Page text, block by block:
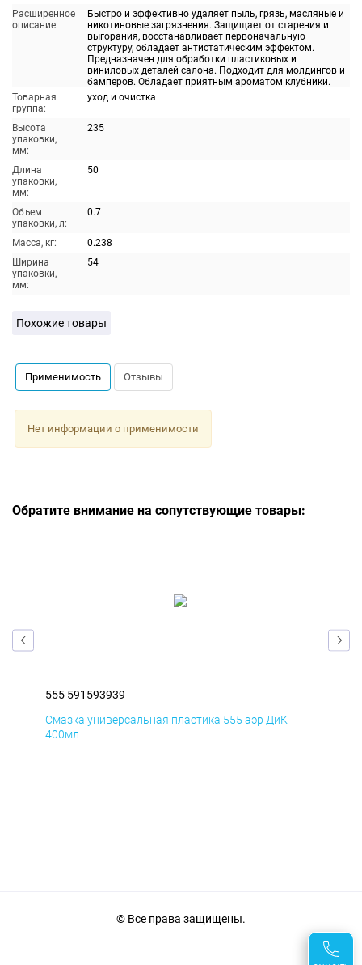
Расширенное
описание:
Быстро и эффективно удаляет пыль, грязь, масляные и
никотиновые загрязнения. Защищает от старения и
выгорания, восстанавливает первоначальную
структуру, обладает антистатическим эффектом.
Предназначен для обработки пластиковых и
виниловых деталей салона. Подходит для молдингов и
бамперов. Обладает приятным ароматом клубники.
Товарная
группа:
уход и очистка
Высота
упаковки,
мм:
235
Длина
упаковки,
мм:
50
Объем
упаковки, л:
0.7
Масса, кг:
0.238
Ширина
упаковки,
мм:
54
Похожие товары
Применимость Отзывы
Нет информации о применимости
Обратите внимание на сопутствующие товары:
555 591593939
Смазка универсальная пластика 555 аэр ДиК
400мл
© Все права защищены.